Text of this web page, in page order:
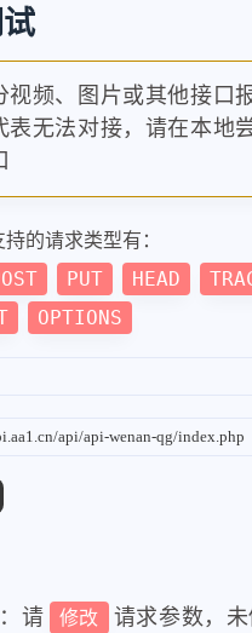
视频、图片或其他接口
表无法对接，请在本地
的请求类型有：
PUT HEAD
OPTIONS
：请 修改 请求参数，